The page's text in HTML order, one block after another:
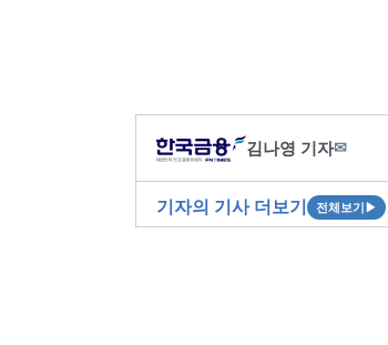
김나영 기자✉
기자의 기사 더보기 전체보기 ▶